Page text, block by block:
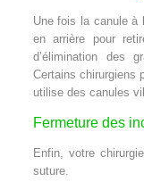
Une fois la canule à
en arrière pour
d’élimination des
Certains chirurgiens
utilise des canules
Fermeture des
Enfin, votre
suture.